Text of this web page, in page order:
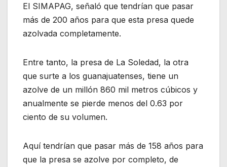
El SIMAPAG, señaló que tendrían que pasar
más de 200 años para que esta presa quede
azolvada completamente.
Entre tanto, la presa de La Soledad, la otra
que surte a los guanajuatenses, tiene un
azolve de un millón 860 mil metros cúbicos y
anualmente se pierde menos del 0.63 por
ciento de su volumen.
Aquí tendrían que pasar más de 158 años para
que la presa se azolve por completo, de